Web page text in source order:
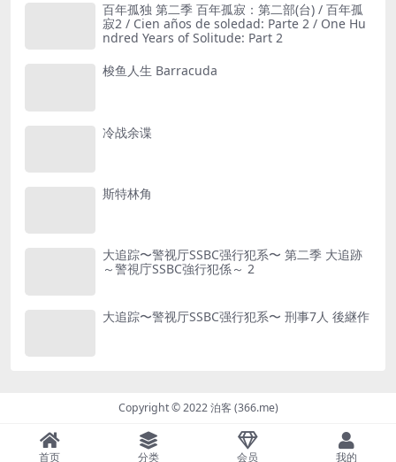
百年孤独 第二季 百年孤寂：第二部(台) / 百年孤
寂2 / Cien años de soledad: Parte 2 / One Hu
ndred Years of Solitude: Part 2
梭鱼人生 Barracuda
冷战余谍
斯特林角
大追踪〜警视厅SSBC强行犯系〜 第二季 大追跡
～警視庁SSBC強行犯係～ 2
大追踪〜警视厅SSBC强行犯系〜 刑事7人 後継作
Copyright © 2022 泊客 (366.me)
首页 分类 会员 我的